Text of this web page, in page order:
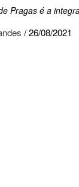
Pragas é a
/26/08/2021